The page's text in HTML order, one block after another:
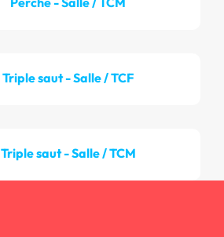
Triple saut - Salle / TCF
Triple saut - Salle / TCM